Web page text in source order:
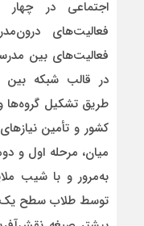
اجتماعی در
فعالیت‌های
فعالیت‌های بین
در قالب شبکه بین
طریق تشکیل
کشور و تأمین
میان، مرحله اول و
به‌مرور و با شیب
توسط طلاب سطح یک